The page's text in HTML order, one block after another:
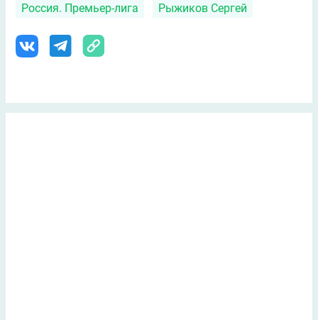
Россия. Премьер-лига Рыжиков Сергей